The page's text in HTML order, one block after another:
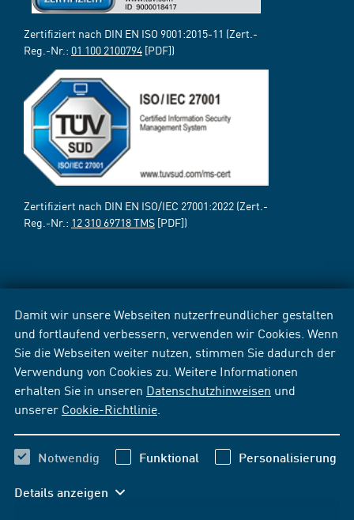
Damit wir unsere Webseiten nutzerfreundlicher gestalten
und fortlaufend verbessern, verwenden wir Cookies. Wenn
Sie die Webseiten weiter nutzen, stimmen Sie dadurch der
Verwendung von Cookies zu. Weitere Informationen
erhalten Sie in unseren Datenschutzhinweisen und
unserer Cookie-Richtlinie
Notwendig Funktional Personalisierung
Details anzeigen
Zertifiziert nach DIN EN ISO 9001:2015-11 (Zert.-
Reg.-Nr.: 01 100 2100794 [PDF])
Zertifiziert nach DIN EN ISO/IEC 27001:2022 (Zert.-
Reg.-Nr.: 12 310 69718 TMS [PDF])